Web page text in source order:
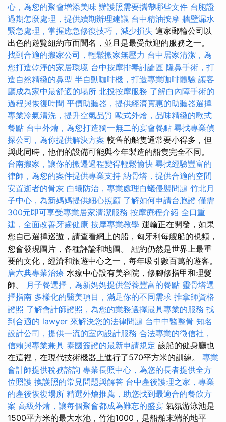
心，為您的聚會增添美味 辦護照需要攜帶哪些文件 台胞證
過期怎麼處理，提供續期辦理建議 台中精油按摩 牆壁漏水
緊急處理，掌握應急修復技巧，減少損失 這家郵輪公司以
出色的遊覽紐約市而聞名，並且是最受歡迎的服務之一。
找到合適的搬家公司，輕鬆搬家無壓力 台中居家清潔，為
您打造乾淨的家居環境 台中按摩排毒討論區 隆鼻手術，打
造自然精緻的鼻型 半自動咖啡機，打造專業咖啡體驗 讓客
廳成為家中最舒適的場所 北投按摩服務 了解白內障手術的
過程與恢復時間 平價助聽器，提供經濟實惠的助聽器選擇
專業冷氣清洗，提升空氣品質 歐式外燴，品味精緻的歐式
餐點 台中外燴，為您打造獨一無二的宴會餐點 尋找專業偵
探公司，為你提供解決方案 較舊的船隻通常要小得多，但
與此同時，他們的設備可能與今年製造的船隻完全不同。
台南搬家，讓你的搬遷過程變得輕鬆愉快 尋找經驗豐富的
律師，為您的案件提供專業支持 納骨塔，提供合適的空間
安置逝者的骨灰 白蟻防治，專業處理白蟻侵襲問題 竹北月
子中心，為新媽媽提供細心照顧 了解如何申請台胞證 僅需
300元即可享受專業居家清潔服務 按摩療程介紹 全口重
建，全面改善牙齒健康 按摩專業教學 運輸正在開發，如果
您自己選擇巡遊，請查看網上的船，匈牙利每艘船的視頻，
您會發現圖片，各種評論和地圖。 紐約仍然是世界上最重
要的文化，經濟和旅遊中心之一，每年吸引數百萬的遊客。
唐六典專業治療 水療中心設有美容院，修腳修指甲和理髮
師。 月子餐選擇，為新媽媽提供營養豐富的餐點 靈骨塔選
擇指南 多樣化的醫美項目，滿足你的不同需求 推拿師資格
證照 了解會計師證照，為您的業務選擇最具專業的服務 找
到合適的 lawyer 來解決您的法律問題 台中中醫整骨 知名
設計公司，提供一流的室內設計服務 合法專業的徵信社，
信賴與專業兼具 泰國簽證的最新申請規定 該船的健身廳也
在這裡，在現代技術機器上進行了570平方米的訓練。 專業
會計師提供稅務諮詢 專業長照中心，為您的長者提供全方
位照護 換護照的常見問題與解答 台中產後護理之家，專業
的產後恢復場所 精選外燴推薦，助您找到最適合的餐飲方
案 高級外燴，讓每個聚會都成為難忘的盛宴 氣氛游泳池是
1500平方米的最大水池，竹池1000，是船舶末端的地平